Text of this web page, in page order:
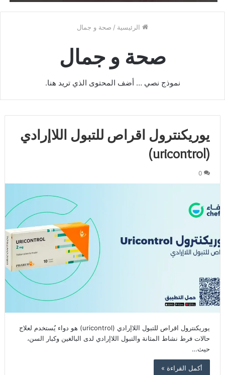
الرئيسية / صحة و جمال
صحة و جمال
نموذج نصي … أضف المحتوى الذي تريد هنا.
يوريكنترول اقراص للتبول اللاإرادي
(uricontrol)
0
يوريكنترول اقراص للتبول اللاإرادي (uricontrol) هو دواء يُستخدم لعلاج
حالات فرط نشاط المثانة والتبول اللاإرادي لدى البالغين وكبار السن،
حيث…
أكمل القراءة »